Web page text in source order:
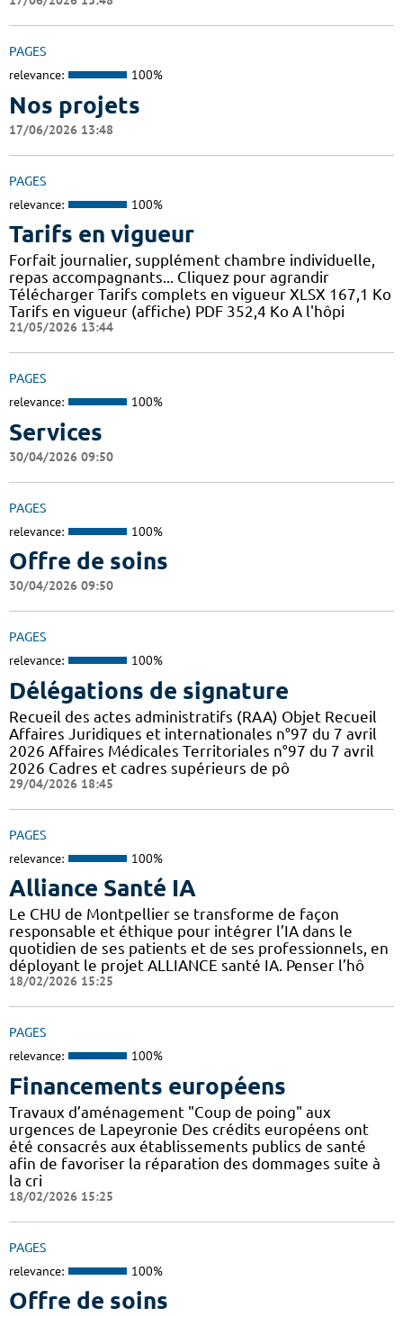
PAGES
relevance: 100%
Nos projets
17/06/2026 13:48
PAGES
relevance: 100%
Tarifs en vigueur
Forfait journalier, supplément chambre individuelle,
repas accompagnants... Cliquez pour agrandir
Télécharger Tarifs complets en vigueur XLSX 167,1 Ko
Tarifs en vigueur (affiche) PDF 352,4 Ko A l'hôpi
21/05/2026 13:44
PAGES
relevance: 100%
Services
30/04/2026 09:50
PAGES
relevance: 100%
Offre de soins
30/04/2026 09:50
PAGES
relevance: 100%
Délégations de signature
Recueil des actes administratifs (RAA) Objet Recueil
Affaires Juridiques et internationales n°97 du 7 avril
2026 Affaires Médicales Territoriales n°97 du 7 avril
2026 Cadres et cadres supérieurs de pô
29/04/2026 18:45
PAGES
relevance: 100%
Alliance Santé IA
Le CHU de Montpellier se transforme de façon
responsable et éthique pour intégrer l’IA dans le
quotidien de ses patients et de ses professionnels, en
déployant le projet ALLIANCE santé IA. Penser l’hô
18/02/2026 15:25
PAGES
relevance: 100%
Financements européens
Travaux d’aménagement "Coup de poing" aux
urgences de Lapeyronie Des crédits européens ont
été consacrés aux établissements publics de santé
afin de favoriser la réparation des dommages suite à
la cri
18/02/2026 15:25
PAGES
relevance: 100%
Offre de soins